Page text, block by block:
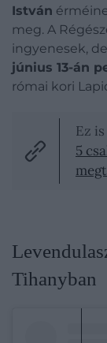
István
meg. A
ingyenesek,
június 13-án
római kori
Ez
5
Tihanyban